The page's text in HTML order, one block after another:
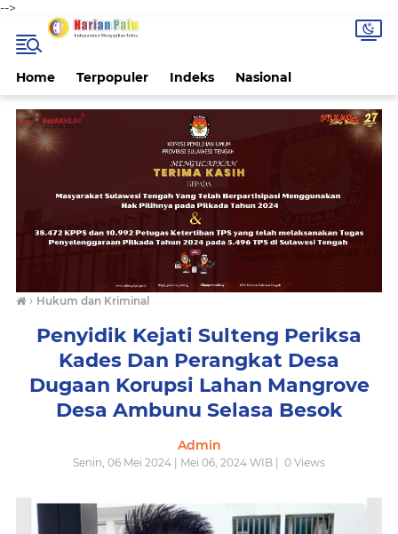
-->
Home Terpopuler Indeks Nasional
› Hukum dan Kriminal
Penyidik Kejati Sulteng Periksa
Kades Dan Perangkat Desa
Dugaan Korupsi Lahan Mangrove
Desa Ambunu Selasa Besok
Admin
Senin, 06 Mei 2024 | Mei 06, 2024 WIB | 0 Views